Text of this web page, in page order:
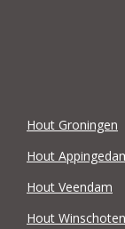
Hout Groningen
Hout
Hout Veendam
Hout Winschoten